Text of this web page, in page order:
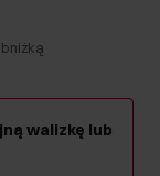
walizkę lub